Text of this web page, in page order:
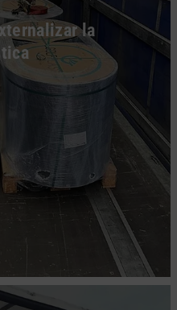
la